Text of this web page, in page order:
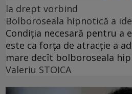
la drept vorbind
Bolboroseala hipnotică a
Condiția necesară pentru a
este ca forța de atracție a
mare decît bolboroseala
Valeriu STOICA